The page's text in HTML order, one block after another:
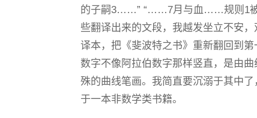
的子嗣3……” “……7月与血……规则1
些翻译出来的文段，我越发坐立不安
译本，把《斐波特之书》重新翻回到
数字不像阿拉伯数字那样竖直，是由
殊的曲线笔画。我简直要沉溺于其中
于一本非数学类书籍。